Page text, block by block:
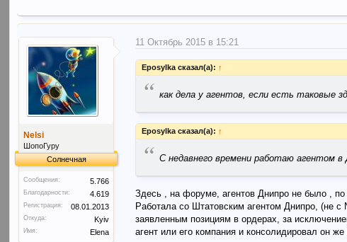
Nelsi
ШопоГуру
Солнечная
Сообщения: 5.766
Благодарности: 4.619
Регистрация: 08.01.2013
Откуда: Kyiv
Имя: Elena
11 Октябрь 2015 в 15:21
Eposylka сказал(а): ↑
“ как дела у агентов, если есть таковые
Eposylka сказал(а): ↑
“ С недавнего времени работаю агентом в
Здесь , на форуме, агентов Днипро не было , по
Работала со Штатовским агентом Днипро, (не с
заявленным позициям в ордерах, за
агент или его компания и консолидировал он